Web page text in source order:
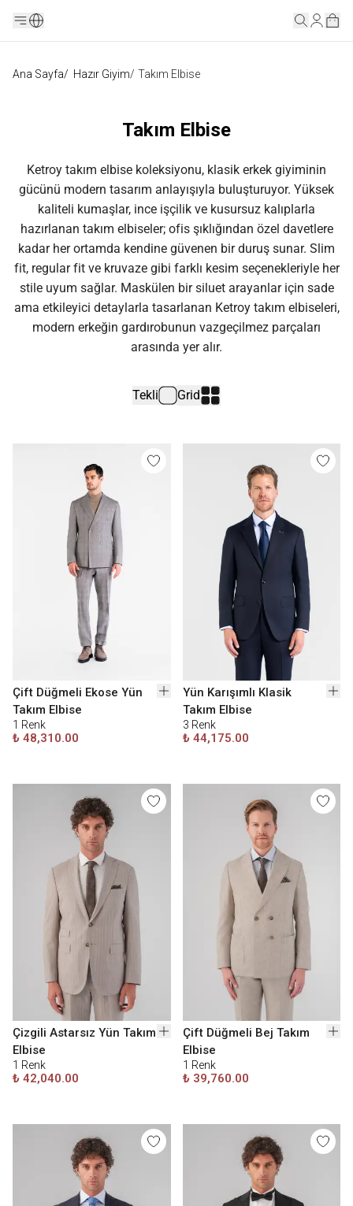
Ana Sayfa/ Hazır Giyim/ Takım Elbise
Takım Elbise
Ketroy takım elbise koleksiyonu, klasik erkek giyiminin
gücünü modern tasarım anlayışıyla buluşturuyor. Yüksek
kaliteli kumaşlar, ince işçilik ve kusursuz kalıplarla
hazırlanan takım elbiseler; ofis şıklığından özel davetlere
kadar her ortamda kendine güvenen bir duruş sunar. Slim
fit, regular fit ve kruvaze gibi farklı kesim seçenekleriyle her
stile uyum sağlar. Maskülen bir siluet arayanlar için sade
ama etkileyici detaylarla tasarlanan Ketroy takım elbiseleri,
modern erkeğin gardırobunun vazgeçilmez parçaları
arasında yer alır.
Tekli Grid
Çift Düğmeli Ekose Yün
Takım Elbise
1 Renk
₺ 48,310.00
Yün Karışımlı Klasik
Takım Elbise
3 Renk
₺ 44,175.00
Çizgili Astarsız Yün Takım
Elbise
1 Renk
₺ 42,040.00
Çift Düğmeli Bej Takım
Elbise
1 Renk
₺ 39,760.00